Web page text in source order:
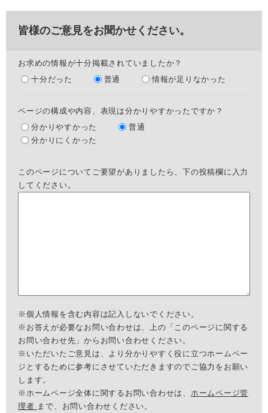
皆様のご意見をお聞かせください。
お求めの情報が十分掲載されていましたか？
十分だった
普通 情報が足りなかった
ページの構成や内容、表現は分かりやすかったですか？
分かりやすかった
普通
分かりにくかった
このページについてご要望がありましたら、下の投稿欄に入力
してください。
※個人情報を含む内容は記入しないでください。
※お答えが必要なお問い合わせは、上の「このページに関する
お問い合わせ先」からお問い合わせください。
※いただいたご意見は、より分かりやすく役に立つホームペー
ジとするために参考にさせていただきますのでご協力をお願い
します。
※ホームページ全体に関するお問い合わせは、 ホームページ管
理者 まで、お問い合わせください。